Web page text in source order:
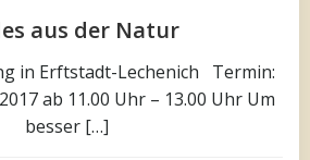
aus der Natur
in Erftstadt-Lechenich Termin:
ab 11.00 Uhr – 13.00 Uhr Um
besser […]